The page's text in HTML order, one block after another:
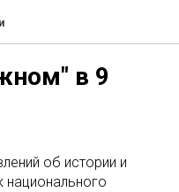
в 9
об истории и
национального